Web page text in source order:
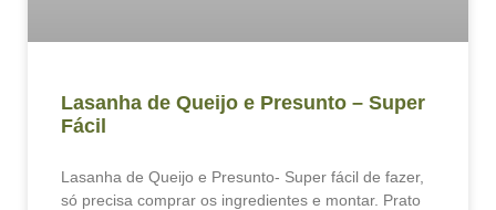
Lasanha de Queijo e Presunto – Super
Fácil
Lasanha de Queijo e Presunto- Super fácil de fazer,
só precisa comprar os ingredientes e montar. Prato